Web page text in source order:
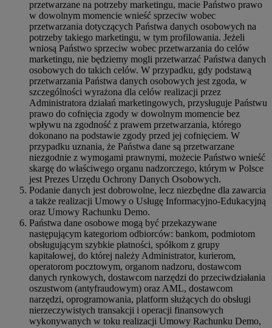
przetwarzane na potrzeby marketingu, macie Państwo prawo
w dowolnym momencie wnieść sprzeciw wobec
przetwarzania dotyczących Państwa danych osobowych na
potrzeby takiego marketingu, w tym profilowania. Jeżeli
wniosą Państwo sprzeciw wobec przetwarzania do celów
marketingu, nie będziemy mogli przetwarzać Państwa danych
osobowych do takich celów. W przypadku, gdy podstawą
przetwarzania Państwa danych osobowych jest zgoda, w
szczególności wyrażona dla celów realizacji przez
Administratora działań marketingowych, przysługuje Państwu
prawo do cofnięcia zgody w dowolnym momencie bez
wpływu na zgodność z prawem przetwarzania, którego
dokonano na podstawie zgody przed jej cofnięciem. W
przypadku uznania, że Państwa dane są przetwarzane
niezgodnie z wymogami prawnymi, możecie Państwo wnieść
skargę do właściwego organu nadzorczego, którym w Polsce
jest Prezes Urzędu Ochrony Danych Osobowych.
Podanie danych jest dobrowolne, lecz niezbędne dla zawarcia
a także realizacji Umowy o Usługę Informacyjno-Edukacyjną
oraz Umowy Rachunku Demo.
Państwa dane osobowe mogą być przekazywane
następującym kategoriom odbiorców: bankom, podmiotom
obsługującym szybkie płatności, spółkom z grupy
kapitałowej, do której należy Administrator, kurierom,
operatorom pocztowym, organom nadzoru, dostawcom
danych rynkowych, dostawcom narzędzi do przeciwdziałania
oszustwom (antyfraudowym) oraz AML, dostawcom
narzędzi, oprogramowania, platform służących do obsługi
nierzeczywistych transakcji i operacji finansowych
wykonywanych w toku realizacji Umowy Rachunku Demo,